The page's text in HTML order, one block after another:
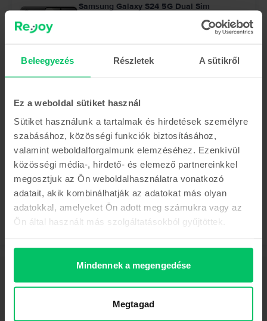
Beleegyezés Részletek A sütikről
Ez a weboldal sütiket használ
Sütiket használunk a tartalmak és hirdetések személyre
szabásához, közösségi funkciók biztosításához,
valamint weboldalforgalmunk elemzéséhez. Ezenkívül
közösségi média-, hirdető- és elemező partnereinkkel
megosztjuk az Ön weboldalhasználatra vonatkozó
adatait, akik kombinálhatják az adatokat más olyan
adatokkal, amelyeket Ön adott meg számukra vagy az
Ön által használt más szolgáltatásokból gyűjtöttek.
Mindennek a megengedése
Megtagad
Samsung Galaxy S24 5G Dual Sim
154.990 Ft
Az utolsó a készletről
White, 256 GB, Újszerű
Becsült kiszállítás: 1-3 munkanap
Megtakarítás az újhoz képest: 294.010 Ft
105.990 Ft
Mobiltelefon Samsung Galaxy S24 5G Dual Sim, Onyx Black, 256 GB,
Mutass többet